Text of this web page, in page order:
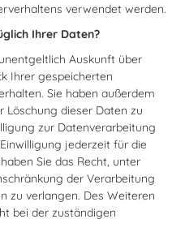
verwendet werden.
Ihrer Daten?
Auskunft über
Ihrer gespeicherten
Sie haben außerdem
Löschung dieser Daten zu
zur Datenverarbeitung
jederzeit für die
Sie das Recht, unter
der Verarbeitung
zu verlangen. Des Weiteren
bei der zuständigen